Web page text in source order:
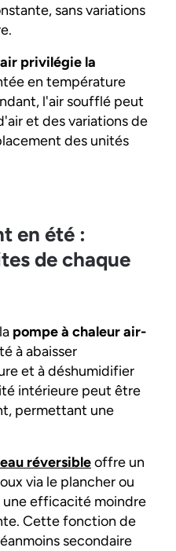
sans variations
privilégie la
en température
l'air soufflé peut
et des variations de
des unités
en été :
de chaque
pompe à chaleur air-
à abaisser
et à déshumidifier
intérieure peut être
permettant une
réversibleoffre un
via le plancher ou
une efficacité moindre
Cette fonction de
secondaire